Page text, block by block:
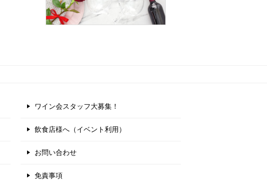
ワイン会スタッフ大募集！
飲食店様へ（イベント利用）
お問い合わせ
免責事項